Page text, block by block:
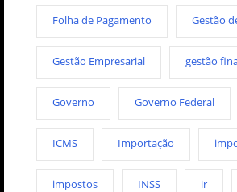
Folha de Pagamento Gestão
Gestão Empresarial gestão
Governo Governo Federal
ICMS Importação
impostos INSS ir